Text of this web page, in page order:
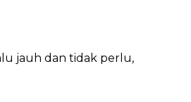
jauh dan tidak perlu,